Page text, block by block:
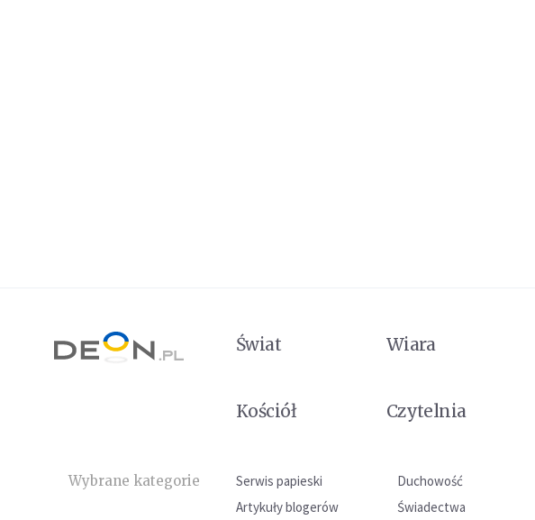
Świat Wiara
Kościół
Czytelnia
Wybrane kategorie Serwis papieski Duchowość
Artykuły blogerów
Świadectwa